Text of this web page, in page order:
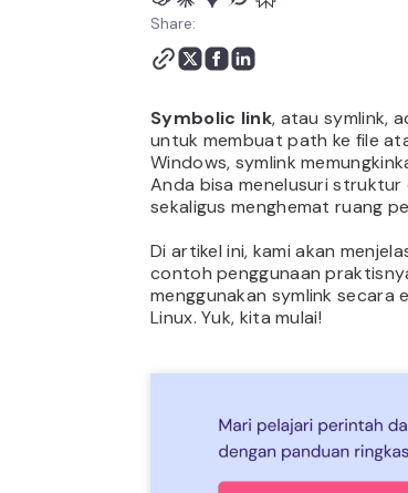
Share:
Symbolic link, atau symlink,
untuk membuat path ke file
Windows, symlink
Anda bisa menelusuri
sekaligus menghemat ruang
Di artikel ini, kami akan
contoh penggunaan
menggunakan symlink
Linux. Yuk, kita mulai!